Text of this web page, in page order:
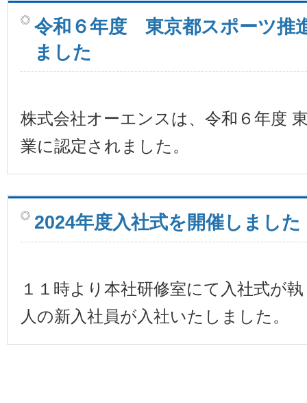
令和６年度 東京都スポーツ推
ました
株式会社オーエンスは、令和６年度
業に認定されました。
2024年度入社式を開催しました
１１時より本社研修室にて入社式が
人の新入社員が入社いたしました。